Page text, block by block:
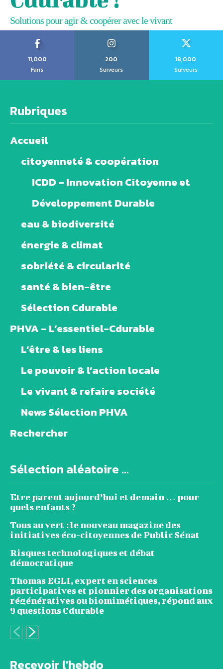
Solutions pour agir & coopérer avec le vivant
11,000
Fans
200
Suiveurs
18,000
Suiveurs
Rubriques
Accueil
citoyenneté & coopération
ICDD – Innovation Citoyenne et
Développement Durable
eau & biodiversité
énergie & climat
sobriété & circularité
santé & bien-être
Sélection Cdurable
PHVA – L’essentiel-Cdurable
L’être & les liens
Le pouvoir & l’action locale
Le vivant & refaire société
News Sélection PHVA
Rechercher
Sélection aléatoire ...
Etre parent aujourd’hui et demain … pour
quels enfants ?
Tous au vert : le nouveau magazine des
initiatives éco-citoyennes de Public Sénat
Risques technologiques et débat
démocratique
Thomas EGLI, expert en sciences
participatives et pionnier des organisations
régénératives ou biomimétiques, répond aux
9 questions Cdurable
Recevoir l'hebdo